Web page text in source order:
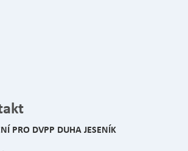
PRO DVPP DUHA JESENÍK